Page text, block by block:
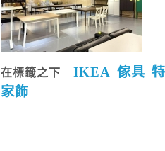
在標籤之下 IKEA 傢具
家飾